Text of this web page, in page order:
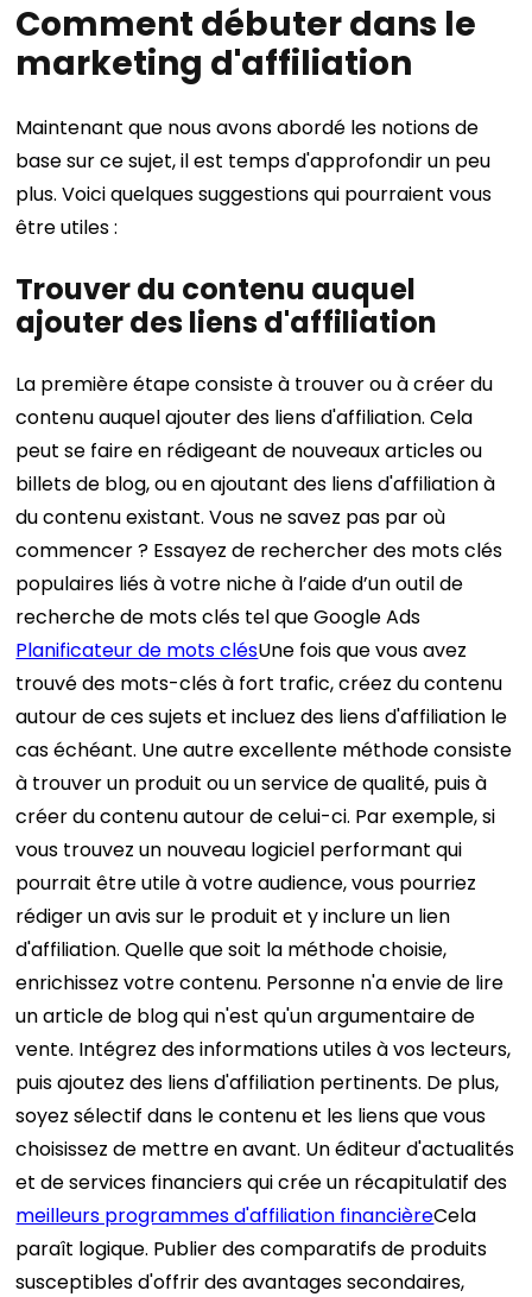
Comment débuter dans le
marketing d'affiliation
Maintenant que nous avons abordé les notions de
base sur ce sujet, il est temps d'approfondir un peu
plus. Voici quelques suggestions qui pourraient vous
être utiles :
Trouver du contenu auquel
ajouter des liens d'affiliation
La première étape consiste à trouver ou à créer du
contenu auquel ajouter des liens d'affiliation. Cela
peut se faire en rédigeant de nouveaux articles ou
billets de blog, ou en ajoutant des liens d'affiliation à
du contenu existant. Vous ne savez pas par où
commencer ? Essayez de rechercher des mots clés
populaires liés à votre niche à l’aide d’un outil de
recherche de mots clés tel que Google Ads
Planificateur de mots clésUne fois que vous avez
trouvé des mots-clés à fort trafic, créez du contenu
autour de ces sujets et incluez des liens d'affiliation le
cas échéant. Une autre excellente méthode consiste
à trouver un produit ou un service de qualité, puis à
créer du contenu autour de celui-ci. Par exemple, si
vous trouvez un nouveau logiciel performant qui
pourrait être utile à votre audience, vous pourriez
rédiger un avis sur le produit et y inclure un lien
d'affiliation. Quelle que soit la méthode choisie,
enrichissez votre contenu. Personne n'a envie de lire
un article de blog qui n'est qu'un argumentaire de
vente. Intégrez des informations utiles à vos lecteurs,
puis ajoutez des liens d'affiliation pertinents. De plus,
soyez sélectif dans le contenu et les liens que vous
choisissez de mettre en avant. Un éditeur d'actualités
et de services financiers qui crée un récapitulatif des
meilleurs programmes d'affiliation financièreCela
paraît logique. Publier des comparatifs de produits
susceptibles d'offrir des avantages secondaires,